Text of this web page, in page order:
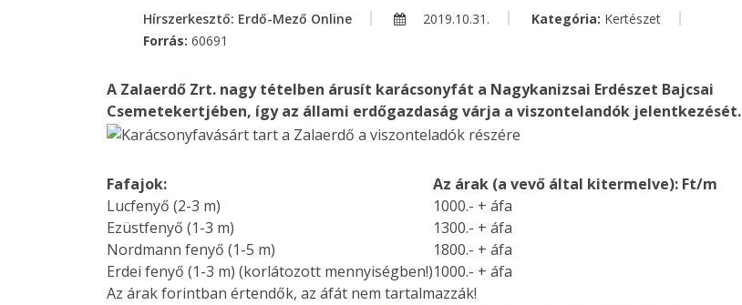
Hírszerkesztő: Erdő-Mező Online 2019.10.31. Kategória: Kertészet
Forrás: 60691
A Zalaerdő Zrt. nagy tételben árusít karácsonyfát a Nagykanizsai Erdészet Bajcsai
Csemetekertjében, így az állami erdőgazdaság várja a viszontelandók jelentkezését.
Fafajok: Az árak (a vevő által kitermelve): Ft/m
Lucfenyő (2-3 m)
1000.- + áfa
Ezüstfenyő (1-3 m)
1300.- + áfa
Nordmann fenyő (1-5 m)
1800.- + áfa
Erdei fenyő (1-3 m) (korlátozott mennyiségben!)1000.- + áfa
Az árak forintban értendők, az áfát nem tartalmazzák!